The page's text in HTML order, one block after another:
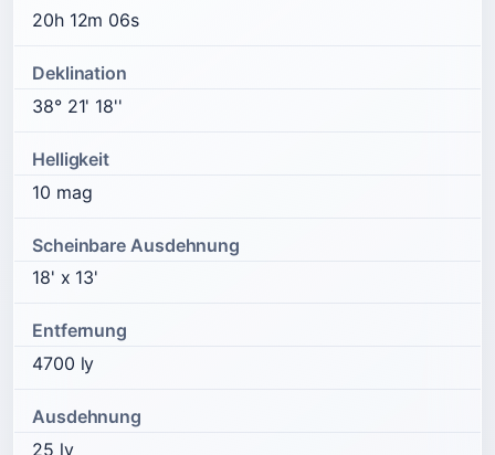
20h 12m 06s
Deklination
38° 21' 18''
Helligkeit
10 mag
Scheinbare Ausdehnung
18' x 13'
Entfernung
4700 ly
Ausdehnung
25 ly